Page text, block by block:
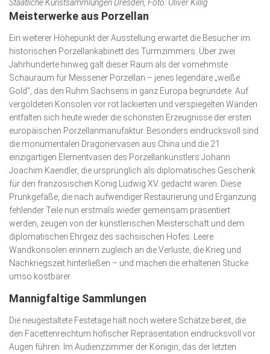
Staatliche Kunstsammlungen Dresden, Foto: Oliver Killig
Meisterwerke aus Porzellan
Ein weiterer Höhepunkt der Ausstellung erwartet die Besucher im
historischen Porzellankabinett des Turmzimmers. Über zwei
Jahrhunderte hinweg galt dieser Raum als der vornehmste
Schauraum für Meissener Porzellan – jenes legendäre „weiße
Gold“, das den Ruhm Sachsens in ganz Europa begründete. Auf
vergoldeten Konsolen vor rot lackierten und verspiegelten Wänden
entfalten sich heute wieder die schönsten Er­zeugnisse der ersten
europäischen Porzellanmanufaktur. Besonders eindrucksvoll sind
die monumentalen Dragoner­vasen aus China und die 21
einzigartigen Elementvasen des Porzellankünstlers Johann
Joachim Kaendler, die ursprünglich als diplomatisches Geschenk
für den französischen König Ludwig XV. gedacht waren. Diese
Prunkgefäße, die nach aufwendiger Restau­rie­rung und Ergänzung
fehlender Teile nun erstmals wieder gemeinsam präsentiert
werden, zeugen von der künstlerischen Meis­terschaft und dem
diplomatischen Ehrgeiz des sächsischen Hofes. Leere
Wandkonsolen erinnern zugleich an die Verluste, die Krieg und
Nachkriegszeit hinterließen – und machen die erhaltenen Stücke
umso kostbarer.
Mannigfaltige Sammlungen
Die neugestaltete Festetage hält noch weitere Schätze bereit, die
den Facettenreichtum höfischer Repräsentation eindrucksvoll vor
Augen führen. Im Audienzzimmer der Königin, das der letzten